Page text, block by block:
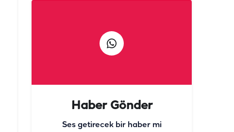
Haber Gönder
Ses getirecek bir haber mi